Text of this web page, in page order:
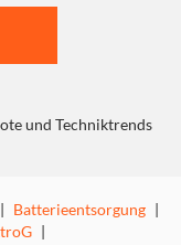
und Techniktrends
| Batterieentsorgung |
|